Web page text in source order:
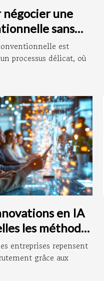
une
sans
est
processus délicat, où
en IA
les méthodes
entreprises repensent
grâce aux